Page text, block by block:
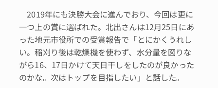
2019年にも決勝大会に進んでおり、今回は更に
一つ上の賞に選ばれた。北出さんは12月25日にあ
った地元市役所での受賞報告で「とにかくうれし
い。稲刈り後は乾燥機を使わず、水分量を図りな
がら16、17日かけて天日干しをしたのが良かった
のかな。次はトップを目指したい」と話した。